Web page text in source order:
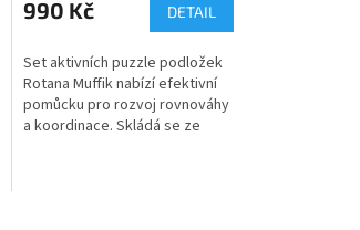
990 Kč DETAIL
Set aktivních puzzle podložek
Rotana Muffik nabízí efektivní
pomůcku pro rozvoj rovnováhy
a koordinace. Skládá se ze